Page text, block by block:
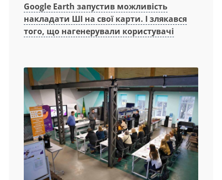
Google Earth запустив можливість
накладати ШІ на свої карти. І злякався
того, що нагенерували користувачі